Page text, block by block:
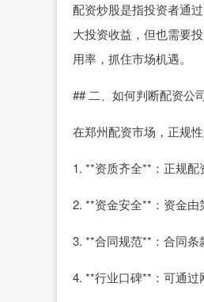
配资炒股是指投资者通
大投资收益，但也需要
用率，抓住市场机遇。
## 二、如何判断配资公
在郑州配资市场，正规
1. **资质齐全**：正规配
2. **资金安全**：资金由
3. **合同规范**：合同条
4. **行业口碑**：可通过